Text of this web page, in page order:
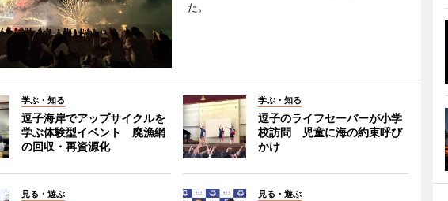
た。
学ぶ・知る
逗子海岸でアップサイクルを
学ぶ体験型イベント 廃漁網
の回収・再資源化
学ぶ・知る
逗子のライフセーバーが小学
校訪問 児童に海の約束呼び
かけ
見る・遊ぶ 見る・遊ぶ